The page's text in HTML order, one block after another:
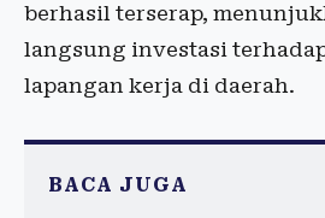
berhasil terserap,
langsung investasi
lapangan kerja di daerah.
BACA JUGA